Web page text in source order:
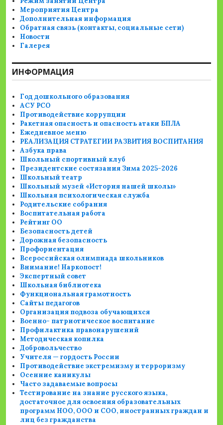
Мероприятия Центра
Дополнительная информация
Обратная связь (контакты, социальные сети)
Новости
Галерея
ИНФОРМАЦИЯ
Год дошкольного образования
АСУ РСО
Противодействие коррупции
Ракетная опасность и опасность атаки БПЛА
Ежедневное меню
РЕАЛИЗАЦИЯ СТРАТЕГИИ РАЗВИТИЯ ВОСПИТАНИЯ
Азбука права
Школьный спортивный клуб
Президентские состязания Зима 2025-2026
Школьный театр
Школьный музей «История нашей школы»
Школьная психологическая служба
Родительские собрания
Воспитательная работа
Рейтинг ОО
Безопасность детей
Дорожная безопасность
Профориентация
Всероссийская олимпиада школьников
Внимание! Наркопост!
Экспертный совет
Школьная библиотека
Функциональная грамотность
Сайты педагогов
Организация подвоза обучающихся
Военно- патриотическое воспитание
Профилактика правонарушений
Методическая копилка
Добровольчество
Учителя — гордость России
Противодействие экстремизму и терроризму
Осенние каникулы
Часто задаваемые вопросы
Тестирование на знание русского языка,
достаточное для освоения образовательных
программ НОО, ООО и СОО, иностранных граждан и
лиц без гражданства